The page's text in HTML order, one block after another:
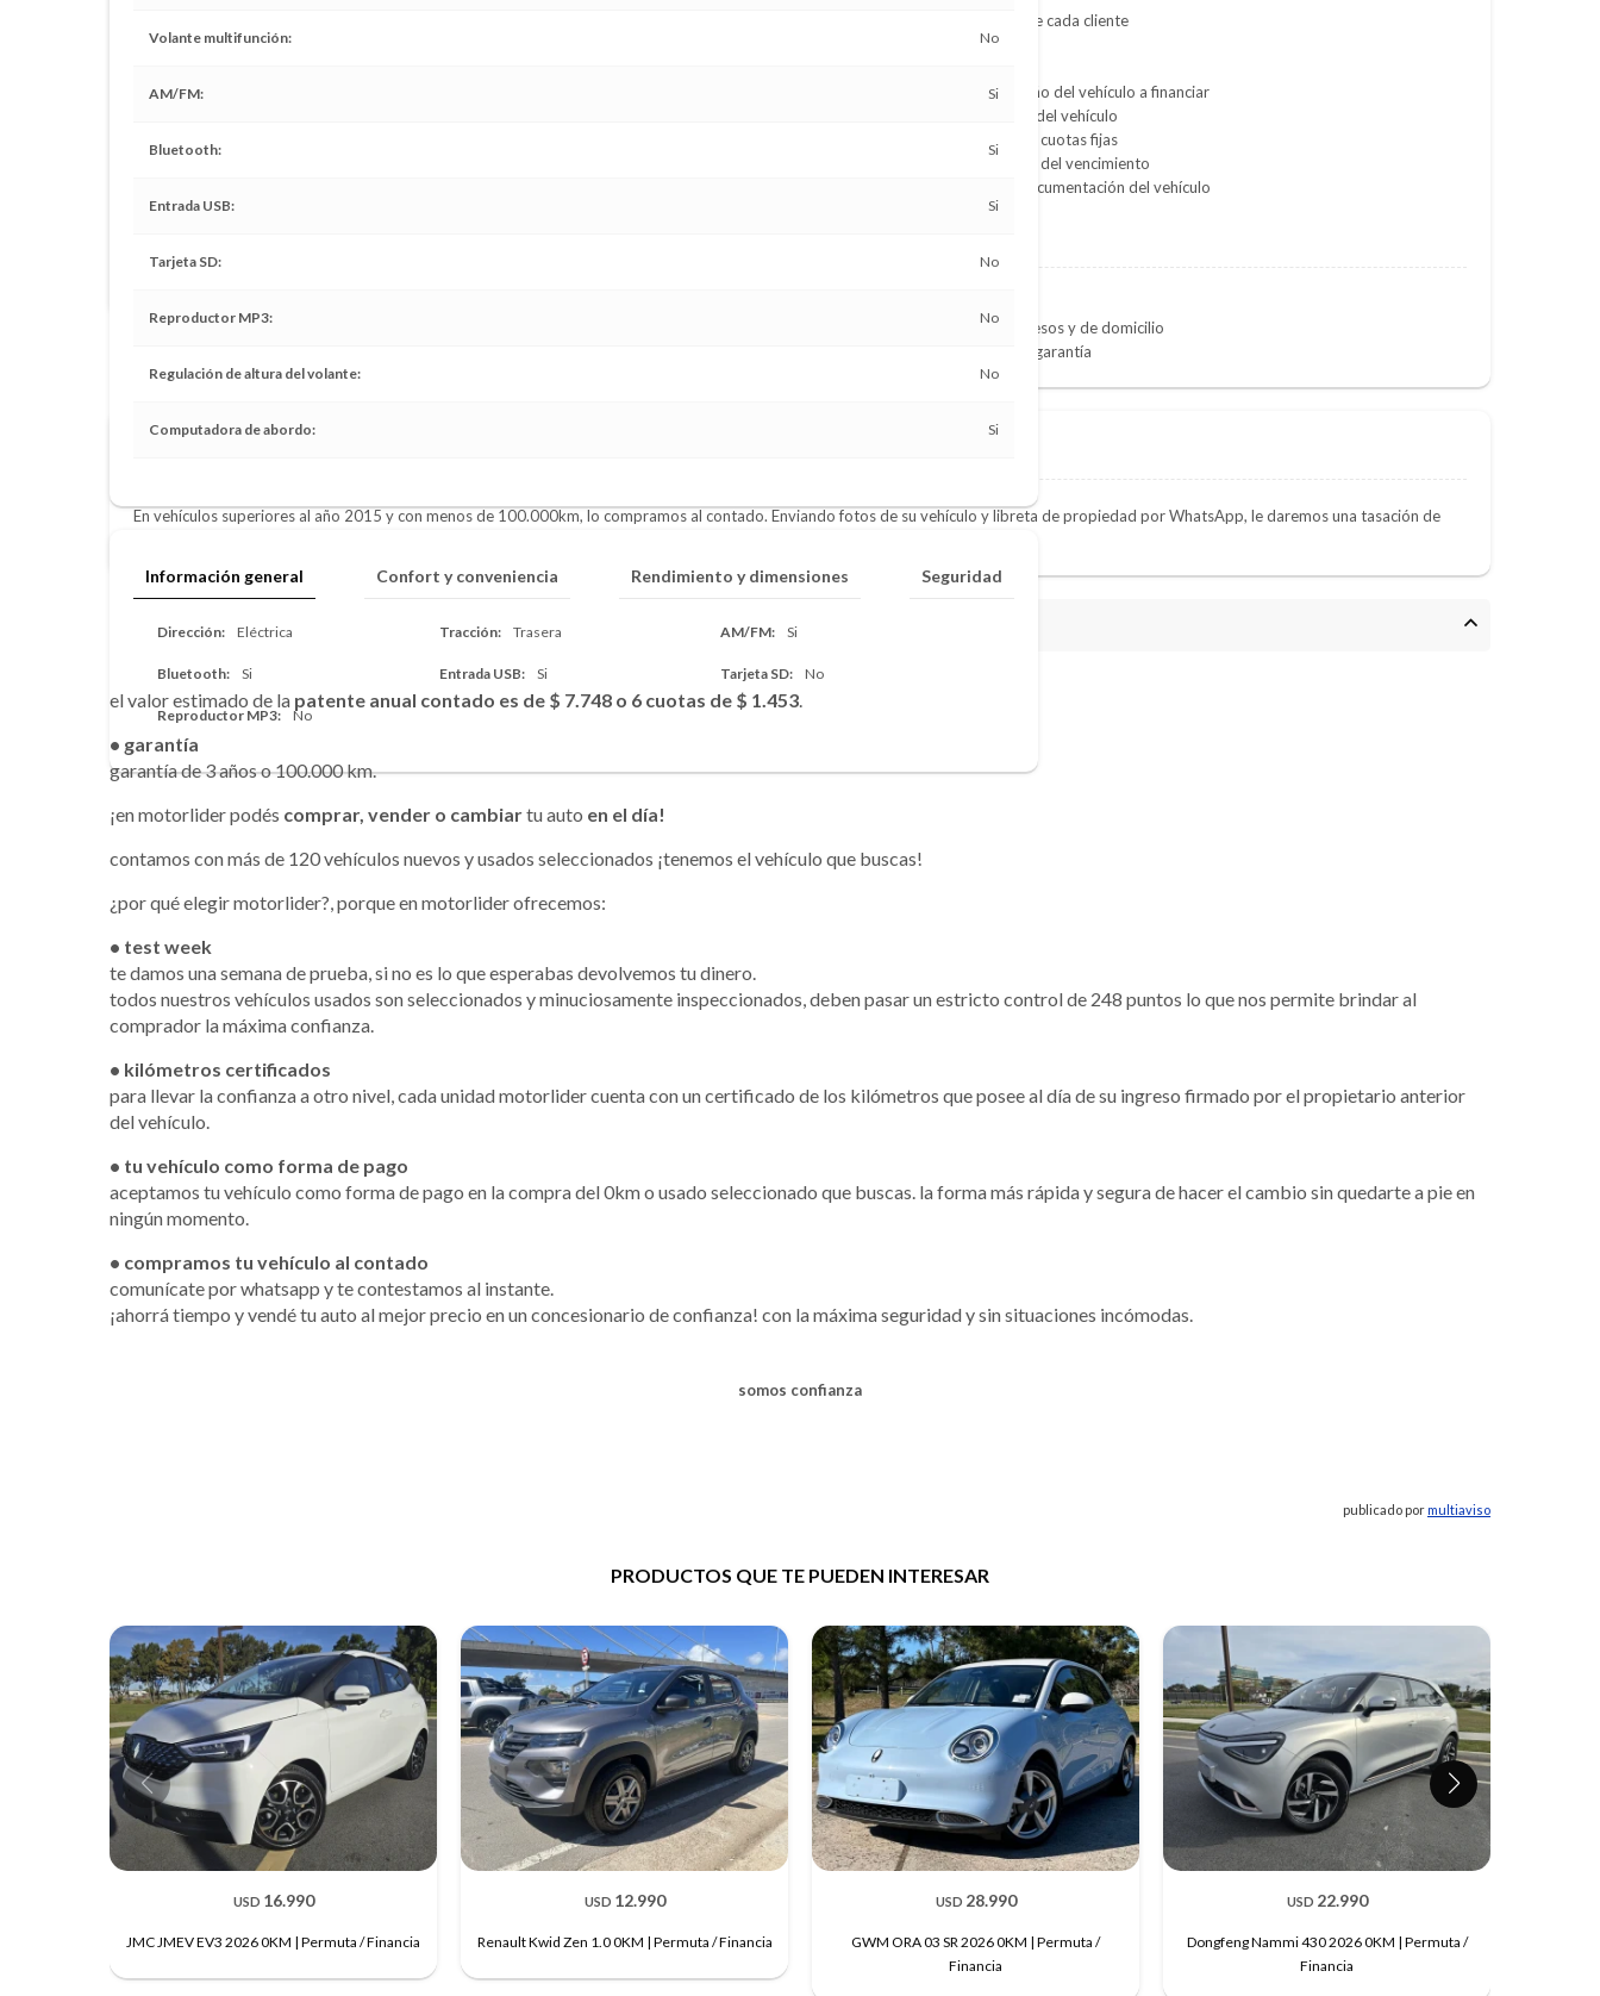
Volante multifunción No
AM/FM Si
Bluetooth Si
Entrada USB Si
Tarjeta SD No
Reproductor MP3 No
Regulación de altura del volante No
Computadora de abordo Si
Información general Confort y conveniencia Rendimiento y dimensiones Seguridad
Dirección Eléctrica Tracción Trasera AM/FM Si
Bluetooth Si Entrada USB Si Tarjeta SD No
Reproductor MP3 No
Débito automático de cuotas
Sin ingreso líquido mínimo
Trabajadores Dependientes:
Ajustada a las necesidades de cada cliente
Sin condiciones de valor, ni año del vehículo a financiar
Entregando el 50% del valor del vehículo
Slado financiable hasta en 36 cuotas fijas
Posibilidad de cancelar antes del vencimiento
Posibilidad de financiar la Documentación del vehículo
Presentar constancia de ingresos y de domicilio
Presentar a otra persona de garantía
En vehículos superiores al año 2015 y con menos de 100.000km, lo compramos al contado. Enviando fotos de su vehículo y libreta de propiedad por WhatsApp, le daremos una tasación de
DESCRIPCIÓN
el valor estimado de la patente anual contado es de $ 7.748 o 6 cuotas de $ 1.453.
• garantía
garantía de 3 años o 100.000 km.
¡en motorlider podés comprar, vender o cambiartu auto en el día!
contamos con más de 120 vehículos nuevos y usados seleccionados ¡tenemos el vehículo que buscas!
¿por qué elegir motorlider?, porque en motorlider ofrecemos:
• test week
te damos una semana de prueba, si no es lo que esperabas devolvemos tu dinero.
todos nuestros vehículos usados son seleccionados y minuciosamente inspeccionados, deben pasar un estricto control de 248 puntos lo que nos permite brindar al
comprador la máxima confianza.
• kilómetros certificados
para llevar la confianza a otro nivel, cada unidad motorlider cuenta con un certificado de los kilómetros que posee al día de su ingreso firmado por el propietario anterior
del vehículo.
• tu vehículo como forma de pago
aceptamos tu vehículo como forma de pago en la compra del 0km o usado seleccionado que buscas. la forma más rápida y segura de hacer el cambio sin quedarte a pie en
ningún momento.
• compramos tu vehículo al contado
comunícate por whatsapp y te contestamos al instante.
¡ahorrá tiempo y vendé tu auto al mejor precio en un concesionario de confianza! con la máxima seguridad y sin situaciones incómodas.
somos confianza
publicado pormultiaviso
PRODUCTOS QUE TE PUEDEN INTERESAR
USD 16.990
JMC JMEV EV3 2026 0KM | Permuta / Financia
USD 12.990
Renault Kwid Zen 1.0 0KM | Permuta / Financia
USD 28.990
GWM ORA 03 SR 2026 0KM | Permuta /
Financia
USD 22.990
Dongfeng Nammi 430 2026 0KM | Permuta /
Financia